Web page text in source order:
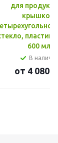
для
крышкой,
пластик
600 мл
В
от 4 080 ₸